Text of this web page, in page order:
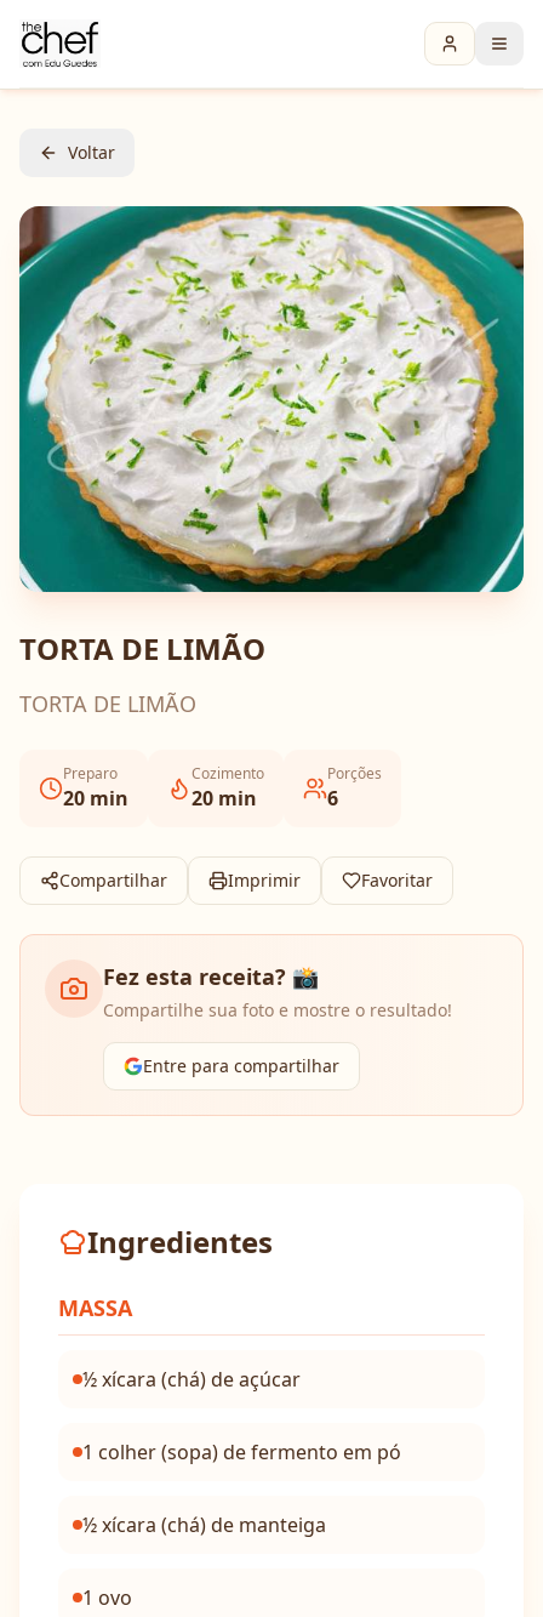
Voltar
TORTA DE LIMÃO
TORTA DE LIMÃO
Preparo
20 min
Cozimento
20 min
Porções
6
Compartilhar Imprimir Favoritar
Fez esta receita? 📸
Compartilhe sua foto e mostre o resultado!
Entre para compartilhar
Ingredientes
MASSA
½ xícara (chá) de açúcar
1 colher (sopa) de fermento em pó
½ xícara (chá) de manteiga
1 ovo